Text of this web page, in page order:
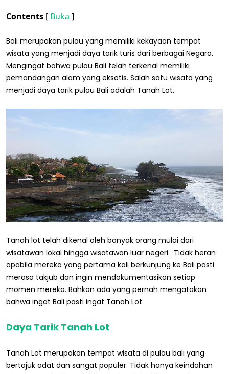
Contents [ Buka ]
Bali merupakan pulau yang memiliki kekayaan tempat
wisata yang menjadi daya tarik turis dari berbagai Negara.
Mengingat bahwa pulau Bali telah terkenal memiliki
pemandangan alam yang eksotis. Salah satu wisata yang
menjadi daya tarik pulau Bali adalah Tanah Lot.
Tanah lot telah dikenal oleh banyak orang mulai dari
wisatawan lokal hingga wisatawan luar negeri. Tidak heran
apabila mereka yang pertama kali berkunjung ke Bali pasti
merasa takjub dan ingin mendokumentasikan setiap
momen mereka. Bahkan ada yang pernah mengatakan
bahwa ingat Bali pasti ingat Tanah Lot.
Daya Tarik Tanah Lot
Tanah Lot merupakan tempat wisata di pulau bali yang
bertajuk adat dan sangat populer. Tidak hanya keindahan